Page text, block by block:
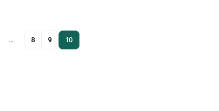
… 8 9 10